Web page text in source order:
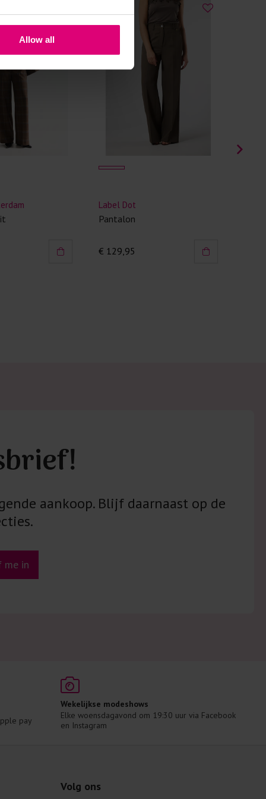
Allow all
en/of de droogtrommel. Ook in veel
is elastine (stretch) verwerkt en mogen dus
worden en/of in de droogtrommel.
klaar voor advies op maat.
Cambio
Francoise Pantalon melange
€ 199,90
aankoop. Blijf daarnaast op de
me in
pay
Wekelijkse modeshows
Elke woensdagavond om 19:30 uur via Facebook
en Instagram
Volg ons